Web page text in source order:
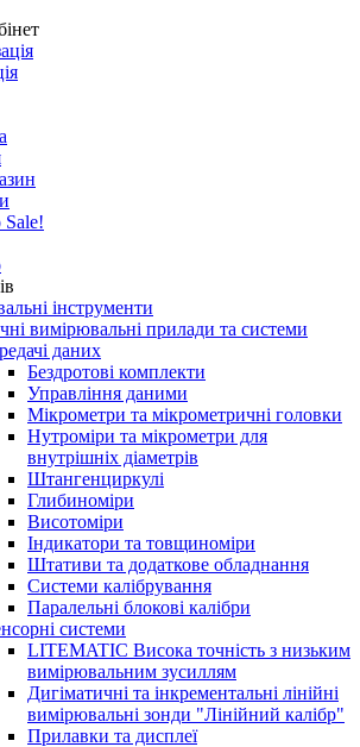
інструменти
вимірювальні прилади та системи
даних
Бездротові комплекти
Управління даними
Мікрометри та мікрометричні головки
Нутроміри та мікрометри для
внутрішніх діаметрів
Штангенциркулі
Глибиноміри
Висотоміри
Індикатори та товщиноміри
Штативи та додаткове обладнання
Системи калібрування
Паралельні блокові калібри
системи
LITEMATIC Висока точність з низьким
вимірювальним зусиллям
Дигіматичні та інкрементальні лінійні
вимірювальні зонди "Лінійний калібр"
Прилавки та дисплеї